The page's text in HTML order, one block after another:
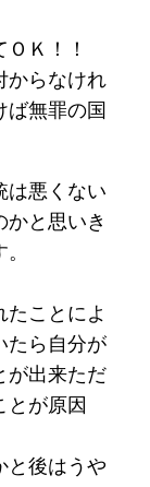
Ｋ！！
からなけれ
ば無罪の国
は悪くない
かと思いき
たことによ
たら自分が
が出来ただ
とが原因
と後はうや